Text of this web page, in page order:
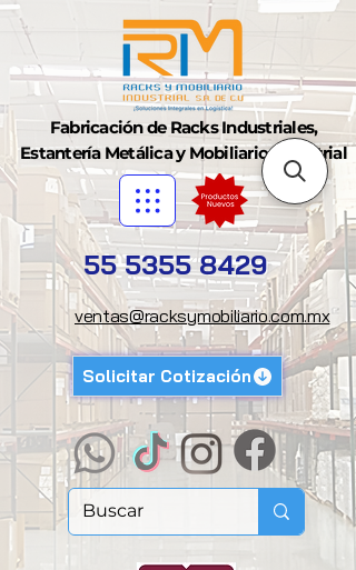
Fabricación de Racks Industriales,
Estantería Metálica y Mobiliario Industrial
55 5355 8429
ventas@racksymobiliario.com.mx
Solicitar Cotización